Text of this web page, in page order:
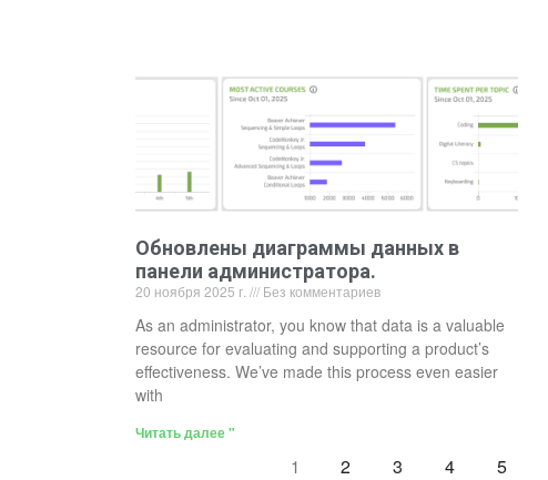
Обновлены диаграммы данных в
панели администратора.
20 ноября 2025 г. Без комментариев
As an administrator, you know that data is a valuable
resource for evaluating and supporting a product’s
effectiveness. We’ve made this process even easier
with
Читать далее "
1 2 3 4 5